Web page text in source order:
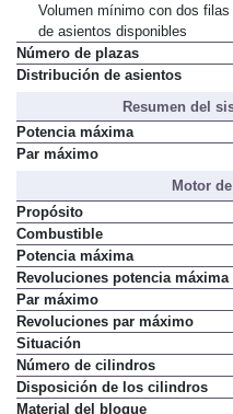
Volumen mínimo con dos filas
de asientos disponibles
Número de plazas
Distribución de asientos
Resumen del
Potencia máxima
Par máximo
Motor
Propósito
Combustible
Potencia máxima
Revoluciones potencia máxima
Par máximo
Revoluciones par máximo
Situación
Número de cilindros
Disposición de los cilindros
Material del bloque